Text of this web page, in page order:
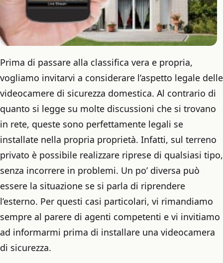
Prima di passare alla classifica vera e propria,
vogliamo invitarvi a considerare l’aspetto legale delle
videocamere di sicurezza domestica. Al contrario di
quanto si legge su molte discussioni che si trovano
in rete, queste sono perfettamente legali se
installate nella propria proprietà. Infatti, sul terreno
privato è possibile realizzare riprese di qualsiasi tipo,
senza incorrere in problemi. Un po’ diversa può
essere la situazione se si parla di riprendere
l’esterno. Per questi casi particolari, vi rimandiamo
sempre al parere di agenti competenti e vi invitiamo
ad informarmi prima di installare una videocamera
di sicurezza.